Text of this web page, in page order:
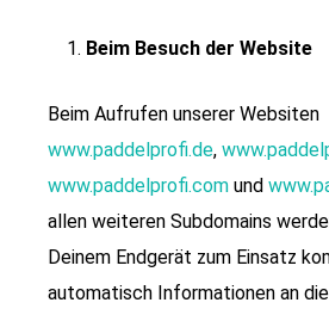
Beim Besuch der Website
Beim Aufrufen unserer Websiten
www.paddelprofi.de,
www.paddelprofi.com und
allen weiteren Subdomains
Deinem Endgerät zum Einsatz
automatisch Informationen an